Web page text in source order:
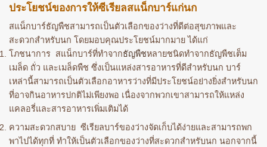
ประโยชน์ของการให้ซีเรียลสแน็กบาร์แก่นก
สแน็กบาร์ธัญพืชสามารถเป็นตัวเลือกของว่างที่ดีต่อสุขภาพและ
สะดวกสำหรับนก โดยมอบคุณประโยชน์มากมาย ได้แก่
โภชนาการ สแน็กบาร์ที่ทำจากธัญพืชหลายชนิดทำจากธัญพืชเต็ม
เมล็ด ถั่ว และเมล็ดพืช ซึ่งเป็นแหล่งสารอาหารที่ดีสำหรับนก บาร์
เหล่านี้สามารถเป็นตัวเลือกอาหารว่างที่มีประโยชน์อย่างยิ่งสำหรับนก
ที่อาจกินอาหารปกติไม่เพียงพอ เนื่องจากพวกเขาสามารถให้แหล่ง
แคลอรี่และสารอาหารเพิ่มเติมได้
ความสะดวกสบาย ซีเรียลบาร์ของว่างจัดเก็บได้ง่ายและสามารถพก
พาไปได้ทุกที่ ทำให้เป็นตัวเลือกของว่างที่สะดวกสำหรับนก นอกจากนี้